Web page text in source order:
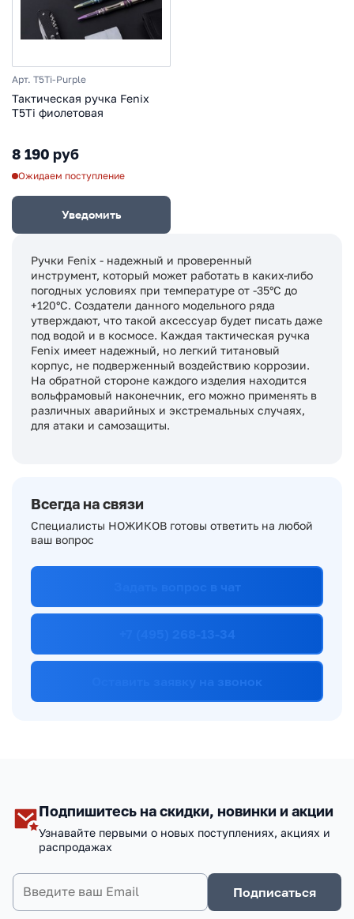
Арт. T5Ti-Purple
Тактическая ручка Fenix
T5Ti фиолетовая
8 190 руб
Ожидаем поступление
Уведомить
Ручки Fenix - надежный и проверенный
инструмент, который может работать в каких-либо
погодных условиях при температуре от -35°С до
+120°С. Создатели данного модельного ряда
утверждают, что такой аксессуар будет писать даже
под водой и в космосе. Каждая тактическая ручка
Fenix имеет надежный, но легкий титановый
корпус, не подверженный воздействию коррозии.
На обратной стороне каждого изделия находится
вольфрамовый наконечник, его можно применять в
различных аварийных и экстремальных случаях,
для атаки и самозащиты.
Всегда на связи
Специалисты НОЖИКОВ готовы ответить на любой
ваш вопрос
Подпишитесь на скидки, новинки и акции
Узнавайте первыми о новых поступлениях, акциях и
распродажах
Подписаться